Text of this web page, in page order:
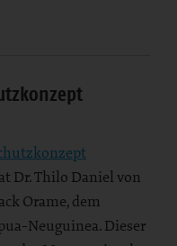
Dr. Thilo Daniel von
Orame, dem
Neuguinea. Dieser